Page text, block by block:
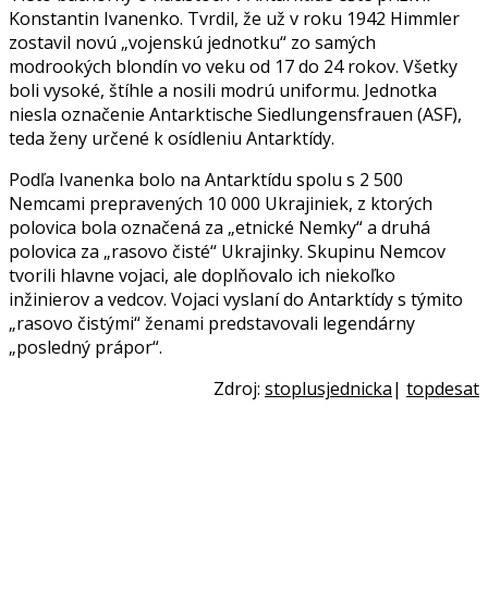
Konstantin Ivanenko. Tvrdil, že už v roku 1942 Himmler
zostavil novú „vojenskú jednotku“ zo samých
modrookých blondín vo veku od 17 do 24 rokov. Všetky
boli vysoké, štíhle a nosili modrú uniformu. Jednotka
niesla označenie Antarktische Siedlungensfrauen (ASF),
teda ženy určené k osídleniu Antarktídy.
Podľa Ivanenka bolo na Antarktídu spolu s 2 500
Nemcami prepravených 10 000 Ukrajiniek, z ktorých
polovica bola označená za „etnické Nemky“ a druhá
polovica za „rasovo čisté“ Ukrajinky. Skupinu Nemcov
tvorili hlavne vojaci, ale doplňovalo ich niekoľko
inžinierov a vedcov. Vojaci vyslaní do Antarktídy s týmito
„rasovo čistými“ ženami predstavovali legendárny
„posledný prápor“.
Zdroj: stoplusjednicka| topdesat